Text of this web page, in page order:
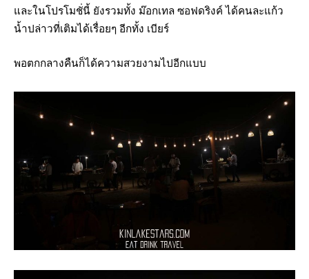
และในโปรโมชั่นี้ ยังรวมทั้ง ม๊อกเทล ซอฟดริงค์ ได้คนละแก้ว
น้ำปล่าวที่เติมได้เรื่อยๆ อีกทั้ง เบียร์
พอตกกลางคืนก็ได้ความสวยงามไปอีกแบบ